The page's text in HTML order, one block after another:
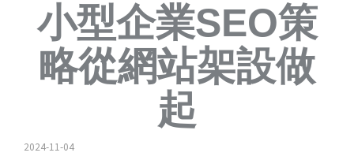
小型企業SEO策
略從網站架設做
起
2024-11-04